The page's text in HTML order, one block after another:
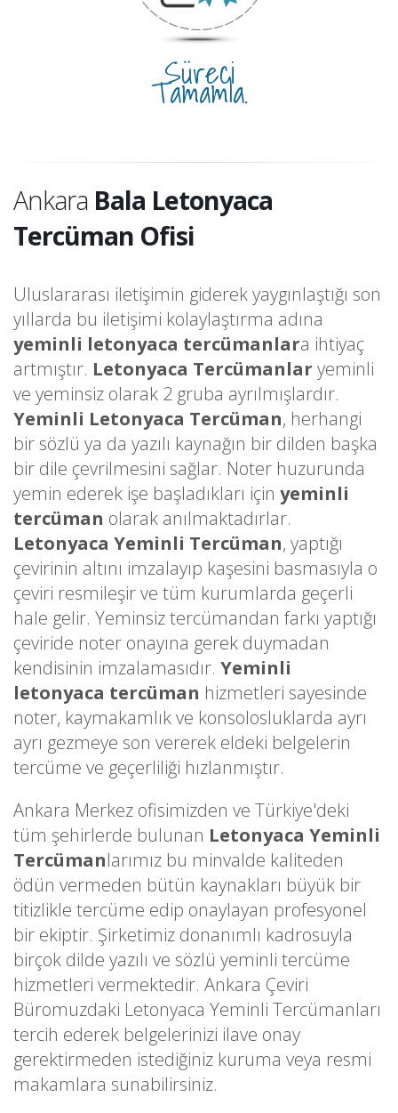
Süreci
Tamamla.
Ankara Bala Letonyaca
Tercüman Ofisi
Uluslararası iletişimin giderek yaygınlaştığı son
yıllarda bu iletişimi kolaylaştırma adına
yeminli letonyaca tercümanlara ihtiyaç
artmıştır. Letonyaca Tercümanlar yeminli
ve yeminsiz olarak 2 gruba ayrılmışlardır.
Yeminli Letonyaca Tercüman, herhangi
bir sözlü ya da yazılı kaynağın bir dilden başka
bir dile çevrilmesini sağlar. Noter huzurunda
yemin ederek işe başladıkları için yeminli
tercüman olarak anılmaktadırlar.
Letonyaca Yeminli Tercüman, yaptığı
çevirinin altını imzalayıp kaşesini basmasıyla o
çeviri resmileşir ve tüm kurumlarda geçerli
hale gelir. Yeminsiz tercümandan farkı yaptığı
çeviride noter onayına gerek duymadan
kendisinin imzalamasıdır. Yeminli
letonyaca tercüman hizmetleri sayesinde
noter, kaymakamlık ve konsolosluklarda ayrı
ayrı gezmeye son vererek eldeki belgelerin
tercüme ve geçerliliği hızlanmıştır.
Ankara Merkez ofisimizden ve Türkiye'deki
tüm şehirlerde bulunan Letonyaca Yeminli
Tercümanlarımız bu minvalde kaliteden
ödün vermeden bütün kaynakları büyük bir
titizlikle tercüme edip onaylayan profesyonel
bir ekiptir. Şirketimiz donanımlı kadrosuyla
birçok dilde yazılı ve sözlü yeminli tercüme
hizmetleri vermektedir. Ankara Çeviri
Büromuzdaki Letonyaca Yeminli Tercümanları
tercih ederek belgelerinizi ilave onay
gerektirmeden istediğiniz kuruma veya resmi
makamlara sunabilirsiniz.